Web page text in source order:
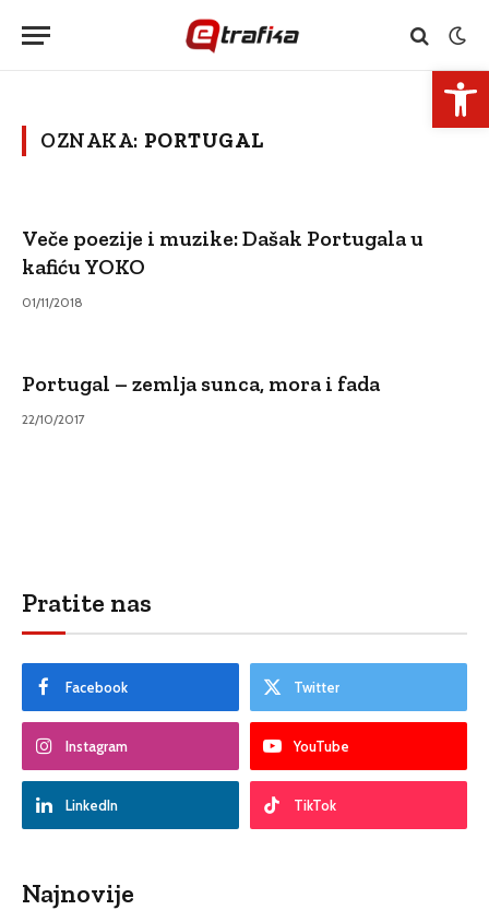
OZNAKA: PORTUGAL
Veče poezije i muzike: Dašak Portugala u
kafiću YOKO
01/11/2018
Portugal – zemlja sunca, mora i fada
22/10/2017
Pratite nas
Facebook Twitter
Instagram YouTube
LinkedIn TikTok
Najnovije